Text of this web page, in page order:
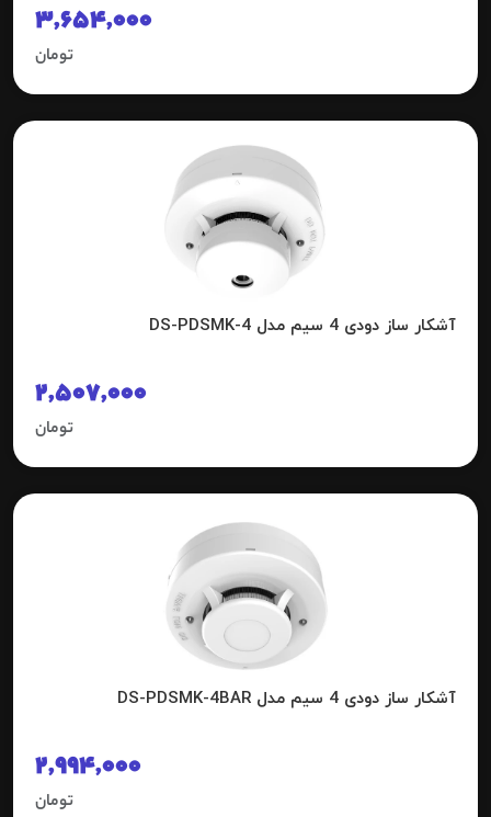
3,654,000
تومان
آشکار ساز دودی 4 سیم مدل DS-PDSMK-4
2,507,000
تومان
آشکار ساز دودی 4 سیم مدل DS-PDSMK-4BAR
2,994,000
تومان